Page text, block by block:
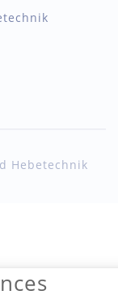
Hebetechnik